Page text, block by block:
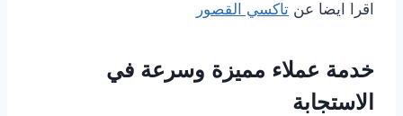
اقرا ايضا عن تاكسي القصور
خدمة عملاء مميزة وسرعة في
الاستجابة